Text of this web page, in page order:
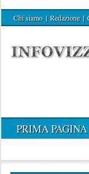
Chi siamo | Redazione |
PRIMA PAGINA